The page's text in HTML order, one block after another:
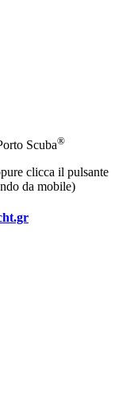
Scuba®
clicca il pulsante
da mobile)